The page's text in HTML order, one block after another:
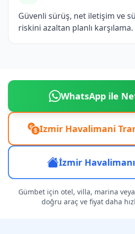
Güvenli sürüş, net iletişim ve
riskini azaltan planlı karşılama.
WhatsApp ile
Izmir Havalimani
İzmir
Gümbet için otel, villa, marina veya
doğru araç ve fiyat daha